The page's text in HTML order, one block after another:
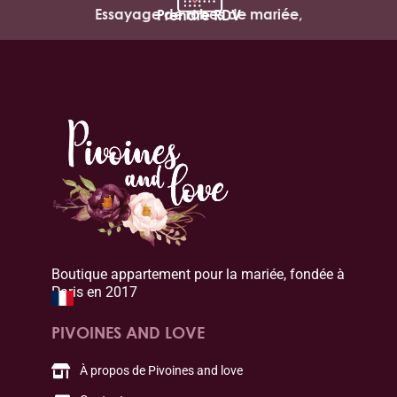
Essayage de robes de mariée,
Prendre RDV
Boutique appartement pour la mariée, fondée à
Paris en 2017
PIVOINES AND LOVE
À propos de Pivoines and love